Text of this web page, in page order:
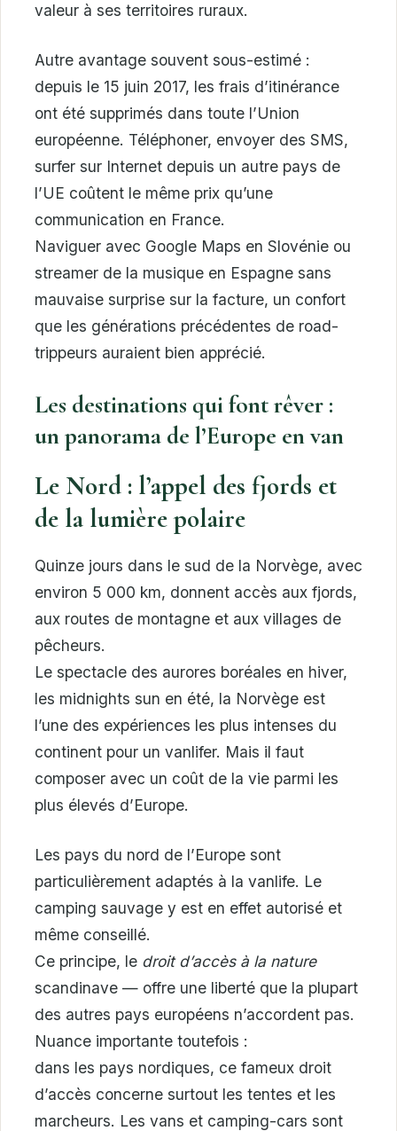
valeur à ses territoires ruraux.
Autre avantage souvent sous-estimé :
depuis le 15 juin 2017, les frais d’itinérance
ont été supprimés dans toute l’Union
européenne. Téléphoner, envoyer des SMS,
surfer sur Internet depuis un autre pays de
l’UE coûtent le même prix qu’une
communication en France.
Naviguer avec Google Maps en Slovénie ou
streamer de la musique en Espagne sans
mauvaise surprise sur la facture, un confort
que les générations précédentes de road-
trippeurs auraient bien apprécié.
Les destinations qui font rêver :
un panorama de l’Europe en van
Le Nord : l’appel des fjords et
de la lumière polaire
Quinze jours dans le sud de la Norvège, avec
environ 5 000 km, donnent accès aux fjords,
aux routes de montagne et aux villages de
pêcheurs.
Le spectacle des aurores boréales en hiver,
les midnights sun en été, la Norvège est
l’une des expériences les plus intenses du
continent pour un vanlifer. Mais il faut
composer avec un coût de la vie parmi les
plus élevés d’Europe.
Les pays du nord de l’Europe sont
particulièrement adaptés à la vanlife. Le
camping sauvage y est en effet autorisé et
même conseillé.
Ce principe, le droit d’accès à la nature
scandinave — offre une liberté que la plupart
des autres pays européens n’accordent pas.
Nuance importante toutefois :
dans les pays nordiques, ce fameux droit
d’accès concerne surtout les tentes et les
marcheurs. Les vans et camping-cars sont